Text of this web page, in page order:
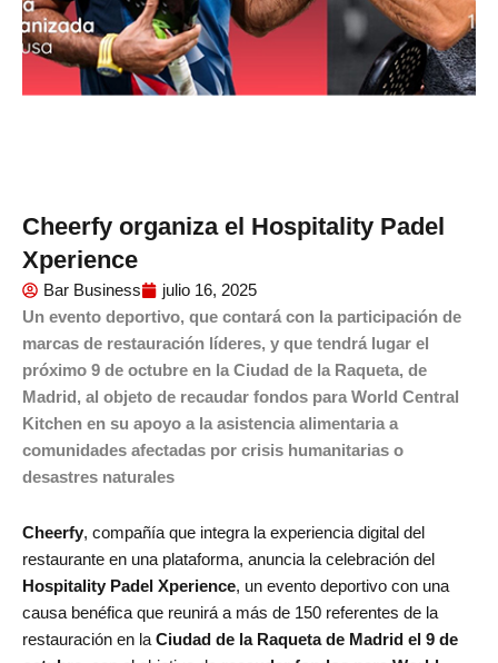
Cheerfy organiza el Hospitality Padel
Xperience
Bar Business
julio 16, 2025
Un evento deportivo, que contará con la participación de
marcas de restauración líderes, y que tendrá lugar el
próximo 9 de octubre en la Ciudad de la Raqueta, de
Madrid, al objeto de recaudar fondos para World Central
Kitchen en su apoyo a la asistencia alimentaria a
comunidades afectadas por crisis humanitarias o
desastres naturales
Cheerfy, compañía que integra la experiencia digital del
restaurante en una plataforma, anuncia la celebración del
Hospitality Padel Xperience, un evento deportivo con una
causa benéfica que reunirá a más de 150 referentes de la
restauración en la Ciudad de la Raqueta de Madrid el 9 de